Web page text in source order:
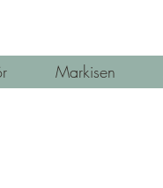
Markisen